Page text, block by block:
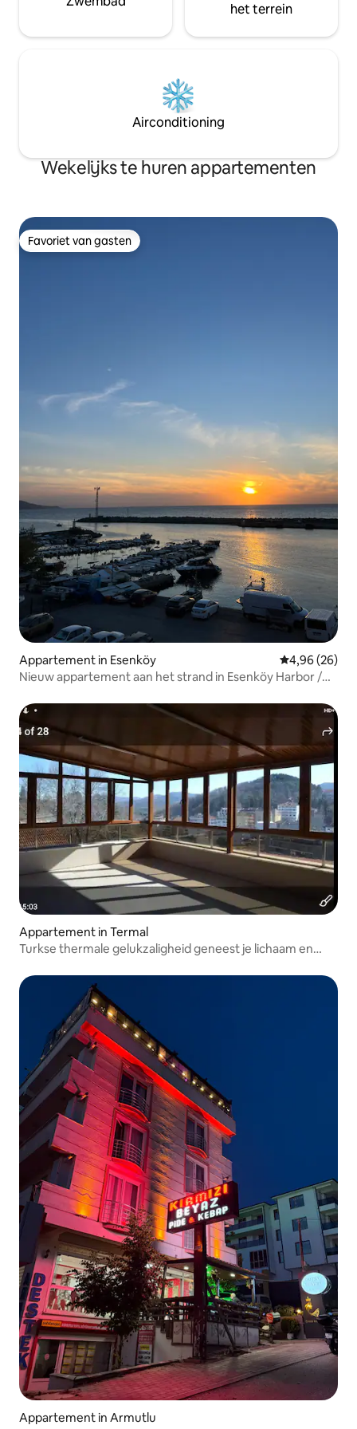
het terrein
Airconditioning
Wekelijks te huren appartementen
Favoriet van gasten
Favoriet van gasten
Appartement in Esenköy Gemiddelde
4,96 (26)
Nieuw appartement aan het strand in Esenköy Harbor /
Appartement in Termal
Turkse thermale gelukzaligheid geneest je lichaam en
Appartement in Armutlu